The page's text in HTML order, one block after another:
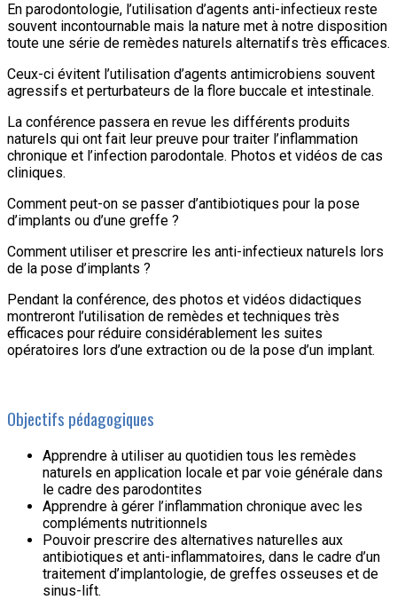
En parodontologie, l’utilisation d’agents anti-infectieux reste
souvent incontournable mais la nature met à notre disposition
toute une série de remèdes naturels alternatifs très efficaces.
Ceux-ci évitent l’utilisation d’agents antimicrobiens souvent
agressifs et perturbateurs de la flore buccale et intestinale.
La conférence passera en revue les différents produits
naturels qui ont fait leur preuve pour traiter l’inflammation
chronique et l’infection parodontale. Photos et vidéos de cas
cliniques.
Comment peut-on se passer d’antibiotiques pour la pose
d’implants ou d’une greffe ?
Comment utiliser et prescrire les anti-infectieux naturels lors
de la pose d’implants ?
Pendant la conférence, des photos et vidéos didactiques
montreront l’utilisation de remèdes et techniques très
efficaces pour réduire considérablement les suites
opératoires lors d’une extraction ou de la pose d’un implant.
Objectifs pédagogiques
Apprendre à utiliser au quotidien tous les remèdes
naturels en application locale et par voie générale dans
le cadre des parodontites
Apprendre à gérer l’inflammation chronique avec les
compléments nutritionnels
Pouvoir prescrire des alternatives naturelles aux
antibiotiques et anti-inflammatoires, dans le cadre d’un
traitement d’implantologie, de greffes osseuses et de
sinus-lift.